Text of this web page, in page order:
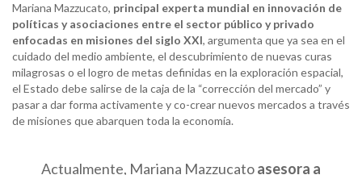
Mariana Mazzucato, principal experta mundial en innovación de
políticas y asociaciones entre el sector público y privado
enfocadas en misiones del siglo XXI, argumenta que ya sea en el
cuidado del medio ambiente, el descubrimiento de nuevas curas
milagrosas o el logro de metas definidas en la exploración espacial,
el Estado debe salirse de la caja de la “corrección del mercado” y
pasar a dar forma activamente y co-crear nuevos mercados a través
de misiones que abarquen toda la economía.
Actualmente, Mariana Mazzucatoasesora a